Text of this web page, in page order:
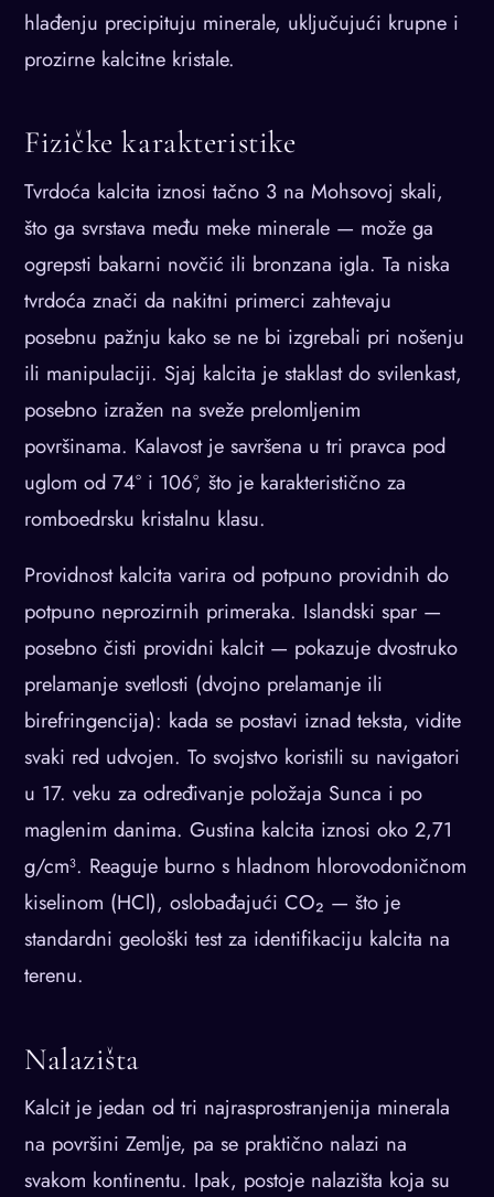
hlađenju precipituju minerale, uključujući krupne i
prozirne kalcitne kristale.
Fizičke karakteristike
Tvrdoća kalcita iznosi tačno 3 na Mohsovoj skali,
što ga svrstava među meke minerale — može ga
ogrepsti bakarni novčić ili bronzana igla. Ta niska
tvrdoća znači da nakitni primerci zahtevaju
posebnu pažnju kako se ne bi izgrebali pri nošenju
ili manipulaciji. Sjaj kalcita je staklast do svilenkast,
posebno izražen na sveže prelomljenim
površinama. Kalavost je savršena u tri pravca pod
uglom od 74° i 106°, što je karakteristično za
romboedrsku kristalnu klasu.
Providnost kalcita varira od potpuno providnih do
potpuno neprozirnih primeraka. Islandski spar —
posebno čisti providni kalcit — pokazuje dvostruko
prelamanje svetlosti (dvojno prelamanje ili
birefringencija): kada se postavi iznad teksta, vidite
svaki red udvojen. To svojstvo koristili su navigatori
u 17. veku za određivanje položaja Sunca i po
maglenim danima. Gustina kalcita iznosi oko 2,71
g/cm³. Reaguje burno s hladnom hlorovodoničnom
kiselinom (HCl), oslobađajući CO₂ — što je
standardni geološki test za identifikaciju kalcita na
terenu.
Nalazišta
Kalcit je jedan od tri najrasprostranjenija minerala
na površini Zemlje, pa se praktično nalazi na
svakom kontinentu. Ipak, postoje nalazišta koja su